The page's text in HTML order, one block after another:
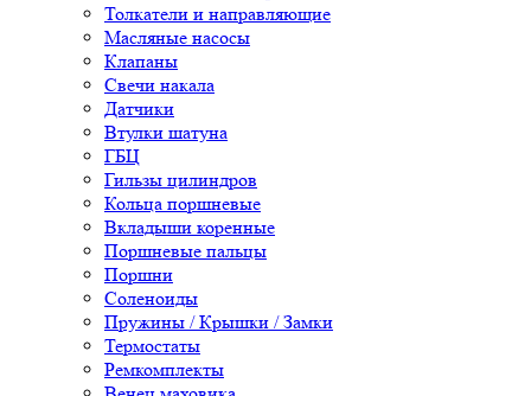
Толкатели и направляющие
Масляные насосы
Клапаны
Свечи накала
Датчики
Втулки шатуна
ГБЦ
Гильзы цилиндров
Кольца поршневые
Вкладыши коренные
Поршневые пальцы
Поршни
Соленоиды
Пружины / Крышки / Замки
Термостаты
Ремкомплекты